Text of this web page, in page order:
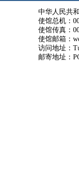
中华人民共
使馆总机：
使馆传真：
使馆邮箱：
访问地址：
邮寄地址：